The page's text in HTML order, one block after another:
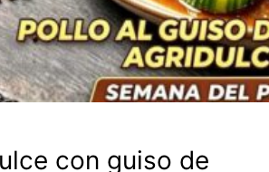
con guiso de